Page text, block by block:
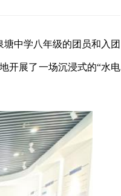
中学八年级的团员和入团
开展了一场沉浸式的“水电